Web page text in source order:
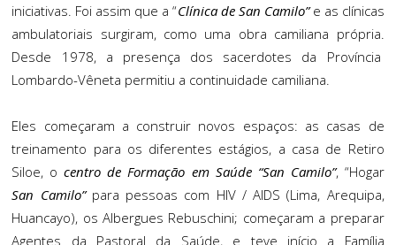
iniciativas. Foi assim que a “Clínica de San Camilo”e as clínicas
ambulatoriais surgiram, como uma obra camiliana própria.
Desde 1978, a presença dos sacerdotes da Província
Lombardo-Vêneta permitiu a continuidade camiliana.
Eles começaram a construir novos espaços: as casas de
treinamento para os diferentes estágios, a casa de Retiro
Siloe, o centro de Formação em Saúde “San Camilo”, “Hogar
San Camilo”para pessoas com HIV / AIDS (Lima, Arequipa,
Huancayo), os Albergues Rebuschini; começaram a preparar
Agentes da Pastoral da Saúde, e teve início a Família